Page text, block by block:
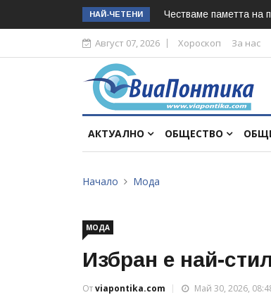
НАЙ-ЧЕТЕНИ Честваме паметта на
Август 07, 2026 Хороскоп За нас
АКТУАЛНО ОБЩЕСТВО
Начало Мода
МОДА
Избран е най-
Отviapontika.com Май 30, 2026,